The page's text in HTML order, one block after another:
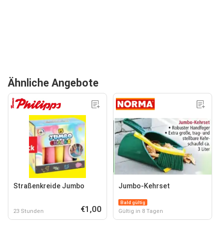
Ähnliche Angebote
Straßenkreide Jumbo
23 Stunden €1,00
Jumbo-Kehrset
Bald gültig
Gültig in 8 Tagen